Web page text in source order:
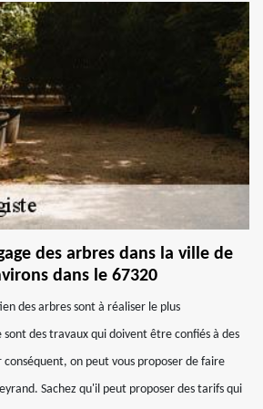
des arbres dans la ville de
dans le 67320
des arbres sont à réaliser le plus
des travaux qui doivent être confiés à des
on peut vous proposer de faire
Sachez qu'il peut proposer des tarifs qui